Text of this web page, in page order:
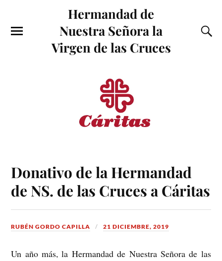
Hermandad de
Nuestra Señora la
Virgen de las Cruces
Donativo de la Hermandad
de NS. de las Cruces a Cáritas
RUBÉN GORDO CAPILLA 21 DICIEMBRE, 2019
Un año más, la Hermandad de Nuestra Señora de las